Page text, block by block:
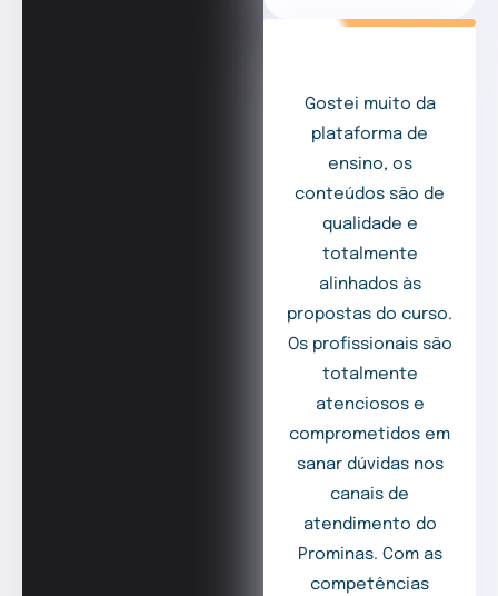
Gostei muito da
plataforma de
ensino, os
conteúdos são de
qualidade e
totalmente
alinhados às
propostas do curso.
Os profissionais são
totalmente
atenciosos e
comprometidos em
sanar dúvidas nos
canais de
atendimento do
Prominas. Com as
competências